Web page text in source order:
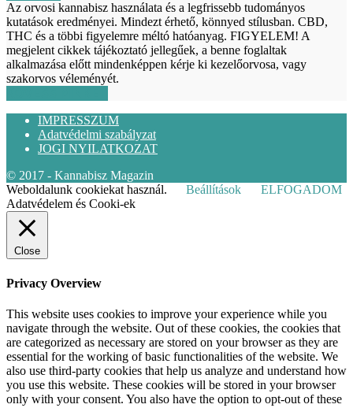
Az orvosi kannabisz használata és a legfrissebb tudományos
kutatások eredményei. Mindezt érhető, könnyed stílusban. CBD,
THC és a többi figyelemre méltó hatóanyag. FIGYELEM! A
megjelent cikkek tájékoztató jellegűek, a benne foglaltak
alkalmazása előtt mindenképpen kérje ki kezelőorvosa, vagy
szakorvos véleményét.
IMPRESSZUM
Adatvédelmi szabályzat
JOGI NYILATKOZAT
© 2017 - Kannabisz Magazin
Weboldalunk cookiekat használ.
Beállítások
ELFOGADOM
Adatvédelem és Cooki-ek
Close
Privacy Overview
This website uses cookies to improve your experience while you
navigate through the website. Out of these cookies, the cookies that
are categorized as necessary are stored on your browser as they are
essential for the working of basic functionalities of the website. We
also use third-party cookies that help us analyze and understand how
you use this website. These cookies will be stored in your browser
only with your consent. You also have the option to opt-out of these